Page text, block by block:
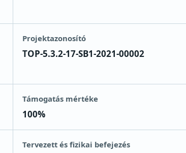
Projektazonosító
TOP-5.3.2-17-SB1-2021-00002
Támogatás mértéke
100%
Tervezett és fizikai befejezés